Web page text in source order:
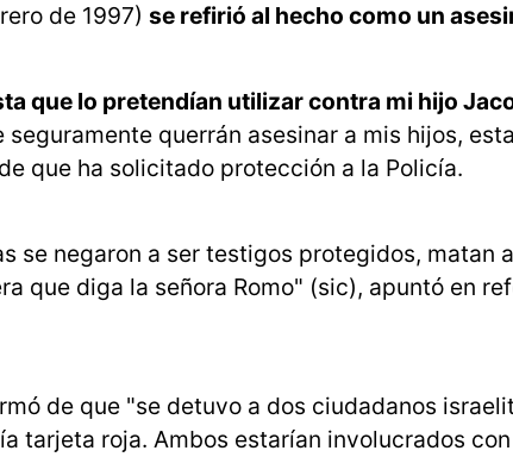
de 1997) se refirió al hecho como un
que lo pretendían utilizar contra mi hijo
seguramente querrán asesinar a mis hijos,
que ha solicitado protección a la Policía.
se negaron a ser testigos protegidos, matan
que diga la señora Romo" (sic), apuntó en
de que "se detuvo a dos ciudadanos
tarjeta roja. Ambos estarían involucrados